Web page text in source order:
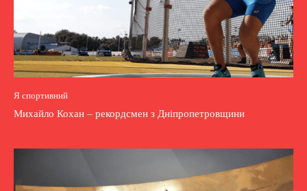
Я спортивний
Михайло Кохан – рекордсмен з Дніпропетровщини